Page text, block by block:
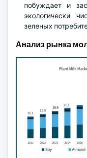
побуждает и
экологически
зеленых
Анализ рынка